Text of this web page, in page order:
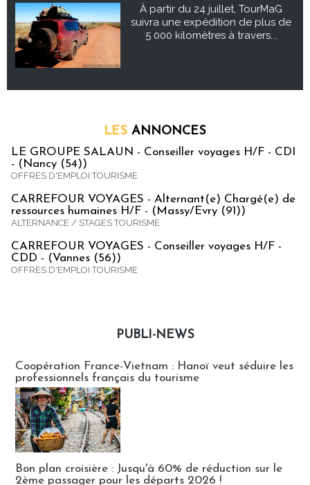
À partir du 24 juillet, TourMaG
suivra une expédition de plus de
5 000 kilomètres à travers...
LES ANNONCES
LE GROUPE SALAUN - Conseiller voyages H/F - CDI
- (Nancy (54))
OFFRES D'EMPLOI TOURISME
CARREFOUR VOYAGES - Alternant(e) Chargé(e) de
ressources humaines H/F - (Massy/Evry (91))
ALTERNANCE / STAGES TOURISME
CARREFOUR VOYAGES - Conseiller voyages H/F -
CDD - (Vannes (56))
OFFRES D'EMPLOI TOURISME
PUBLI-NEWS
Coopération France-Vietnam : Hanoï veut séduire les
professionnels français du tourisme
Bon plan croisière : Jusqu'à 60% de réduction sur le
2ème passager pour les départs 2026 !